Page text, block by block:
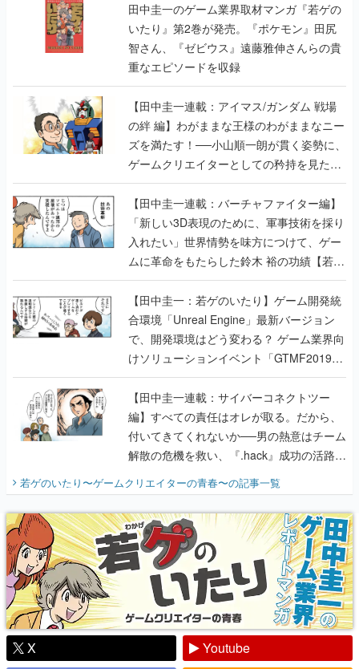
田中圭一のゲーム業界取材マンガ『若ゲの
いたり』第2巻が発売。『ポケモン』田尻
智さん、『ゼビウス』遠藤雅伸さんらの貴
重なエピソードを収録
【田中圭一連載：アイマス/ガンダム 戦場
の絆 編】わがままな王様のわがままなニー
ズを満たす！──小山順一朗が貫く姿勢に、
ゲームクリエイターとしての矜持を見た
【若ゲのいたり最終回】
【田中圭一連載：バーチャファイター編】
「新しい3D表現のために、軍事技術を採り
入れたい」世界情勢を味方につけて、ゲー
ムに革命をもたらした鈴木 裕の功績【若ゲ
のいたり】
【田中圭一：若ゲのいたり】ゲーム開発統
合環境「Unreal Engine」最新バージョン
で、開発環境はどう変わる？ ゲーム業界向
けソリューションイベント「GTMF2019」
に行って、より理解を深めよう【PR】
【田中圭一連載：サイバーコネクトツー
編】すべての責任はオレが取る。だから、
付いてきてくれないか──男の熱意はチーム
解散の危機を救い、『.hack』成功の活路を
開く。業界の快男児・松山 洋に流れる血は
『少年ジャンプ』色だった【若ゲのいた
り】
若ゲのいたり〜ゲームクリエイターの青春〜の記事一覧
X
Youtube